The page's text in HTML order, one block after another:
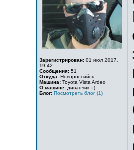
Зарегистрирован: 01 июл 2017,
19:42
Сообщения: 51
Откуда: Новороссийск
Машина: Toyota Vista Ardeo
О машине: диванчик =)
Блог: Посмотреть блог (1)